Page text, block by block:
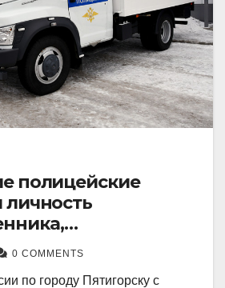
полицейские
личность
телесные
местному жителю
0 COMMENTS
по городу Пятигорску с